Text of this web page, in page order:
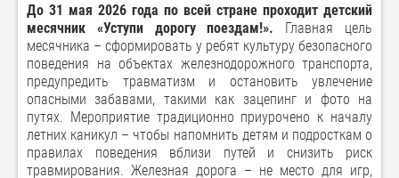
До 31 мая 2026 года по всей стране проходит детский
месячник «Уступи дорогу поездам!». Главная цель
месячника – сформировать у ребят культуру безопасного
поведения на объектах железнодорожного транспорта,
предупредить травматизм и остановить увлечение
опасными забавами, такими как зацепинг и фото на
путях. Мероприятие традиционно приурочено к началу
летних каникул – чтобы напомнить детям и подросткам о
правилах поведения вблизи путей и снизить риск
травмирования. Железная дорога – не место для игр,